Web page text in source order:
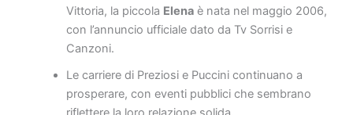
Vittoria, la piccola Elenaè nata nel maggio 2006,
con l’annuncio ufficiale dato da Tv Sorrisi e
Canzoni.
Le carriere di Preziosi e Puccini continuano a
prosperare, con eventi pubblici che sembrano